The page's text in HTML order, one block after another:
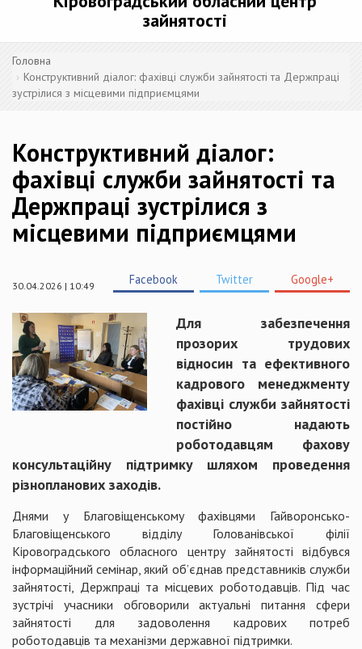
зайнятості
Головна
Конструктивний діалог: фахівці служби зайнятості та Держпраці
зустрілися з місцевими підприємцями
Конструктивний діалог:
фахівці служби зайнятості та
Держпраці зустрілися з
місцевими підприємцями
30.04.2026 | 10:49 Facebook Twitter Google+
Для забезпечення
прозорих трудових
відносин та ефективного
кадрового менеджменту
фахівці служби зайнятості
постійно надають
роботодавцям фахову
консультаційну підтримку шляхом проведення
різнопланових заходів.
Днями у Благовіщенському фахівцями Гайворонсько-
Благовіщенського відділу Голованівської філії
Кіровоградського обласного центру зайнятості відбувся
інформаційний семінар, який об’єднав представників служби
зайнятості, Держпраці та місцевих роботодавців. Під час
зустрічі учасники обговорили актуальні питання сфери
зайнятості для задоволення кадрових потреб
роботодавців та механізми державної підтримки.